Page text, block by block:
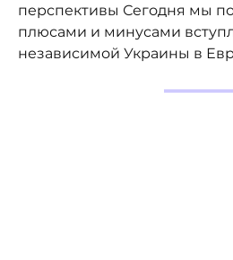
перспективы Сегодня мы
плюсами и минусами
независимой Украины в